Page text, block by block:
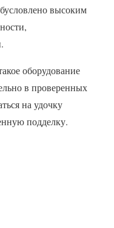
высоким
оборудование
в проверенных
на удочку
подделку.